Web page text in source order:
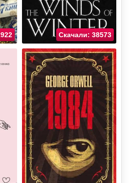
Скачали: 38573